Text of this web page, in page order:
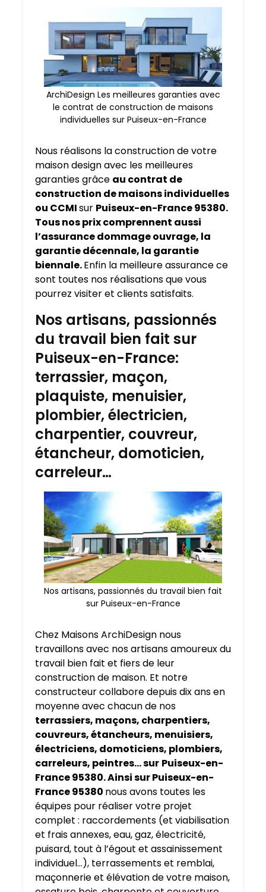
ArchiDesign Les meilleures garanties avec
le contrat de construction de maisons
individuelles sur Puiseux-en-France
Nous réalisons la construction de votre
maison design avec les meilleures
garanties grâce au contrat de
construction de maisons individuelles
ou CCMIsur Puiseux-en-France 95380.
Tous nos prix comprennent aussi
l’assurance dommage ouvrage, la
garantie décennale, la garantie
biennale.Enfin la meilleure assurance ce
sont toutes nos réalisations que vous
pourrez visiter et clients satisfaits.
Nos artisans, passionnés
du travail bien fait sur
Puiseux-en-France:
terrassier, maçon,
plaquiste, menuisier,
plombier, électricien,
charpentier, couvreur,
étancheur, domoticien,
carreleur…
Nos artisans, passionnés du travail bien fait
sur Puiseux-en-France
Chez Maisons ArchiDesign nous
travaillons avec nos artisans amoureux du
travail bien fait et fiers de leur
construction de maison. Et notre
constructeur collabore depuis dix ans en
moyenne avec chacun de nos
terrassiers, maçons, charpentiers,
couvreurs, étancheurs, menuisiers,
électriciens, domoticiens, plombiers,
carreleurs, peintres… sur Puiseux-en-
France 95380. Ainsi sur Puiseux-en-
France 95380 nous avons toutes les
équipes pour réaliser votre projet
complet : raccordements (et viabilisation
et frais annexes, eau, gaz, électricité,
puisard, tout à l’égout et assainissement
individuel…), terrassements et remblai,
maçonnerie et élévation de votre maison,